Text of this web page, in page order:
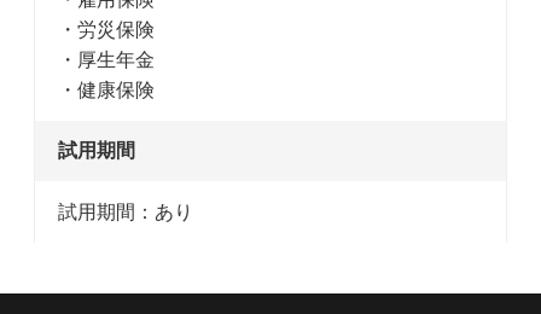
・労災保険
・厚生年金
・健康保険
試用期間
試用期間：あり